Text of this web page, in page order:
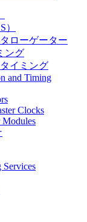
ローゲーター
ング
イミング
and Timing
Clocks